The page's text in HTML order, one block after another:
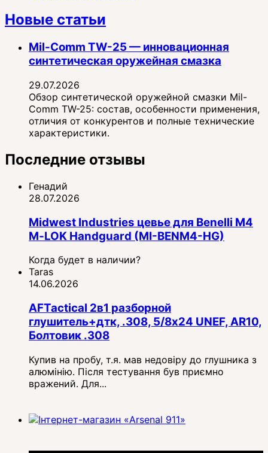
Новые статьи
Mil-Comm TW-25 — инновационная
синтетическая оружейная смазка
29.07.2026
Обзор синтетической оружейной смазки Mil-
Comm TW-25: состав, особенности применения,
отличия от конкурентов и полные технические
характеристики.
Последние отзывы
Генадий
28.07.2026
Midwest Industries цевье для Benelli M4
M‑LOK Handguard (MI-BENM4-HG)
Когда будет в наличии?
Taras
14.06.2026
AFTactical 2в1 разборной
глушитель+дтк, .308, 5/8x24 UNEF, AR10,
Болтовик .308
Купив на пробу, т.я. мав недовіру до глушника з
алюмінію. Після тестування був приємно
вражений. Для...